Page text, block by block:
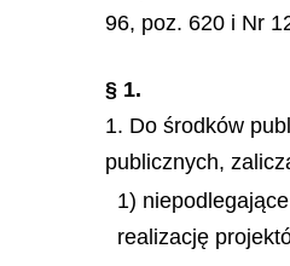
96, poz. 620 i Nr
§ 1.
1. Do środków
publicznych,
1)
realizację